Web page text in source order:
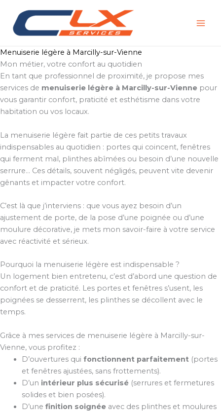
contenu
Menuiserie légère à Marcilly-sur-Vienne
Mon métier, votre confort au quotidien
En tant que professionnel de proximité, je propose mes
services de menuiserie légère à Marcilly-sur-Vienne pour
vous garantir confort, praticité et esthétisme dans votre
habitation ou vos locaux.
La menuiserie légère fait partie de ces petits travaux
indispensables au quotidien : portes qui coincent, fenêtres
qui ferment mal, plinthes abîmées ou besoin d’une nouvelle
serrure… Ces détails, souvent négligés, peuvent vite devenir
gênants et impacter votre confort.
C’est là que j’interviens : que vous ayez besoin d’un
ajustement de porte, de la pose d’une poignée ou d’une
moulure décorative, je mets mon savoir-faire à votre service
avec réactivité et sérieux.
Pourquoi la menuiserie légère est indispensable ?
Un logement bien entretenu, c’est d’abord une question de
confort et de praticité. Les portes et fenêtres s’usent, les
poignées se desserrent, les plinthes se décollent avec le
temps.
Grâce à mes services de menuiserie légère à Marcilly-sur-
Vienne, vous profitez :
D’ouvertures qui fonctionnent parfaitement(portes
et fenêtres ajustées, sans frottements).
D’un intérieur plus sécurisé(serrures et fermetures
solides et bien posées).
D’une finition soignéeavec des plinthes et moulures